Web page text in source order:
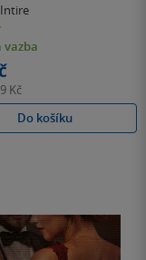
vazba
Kč
Do košíku